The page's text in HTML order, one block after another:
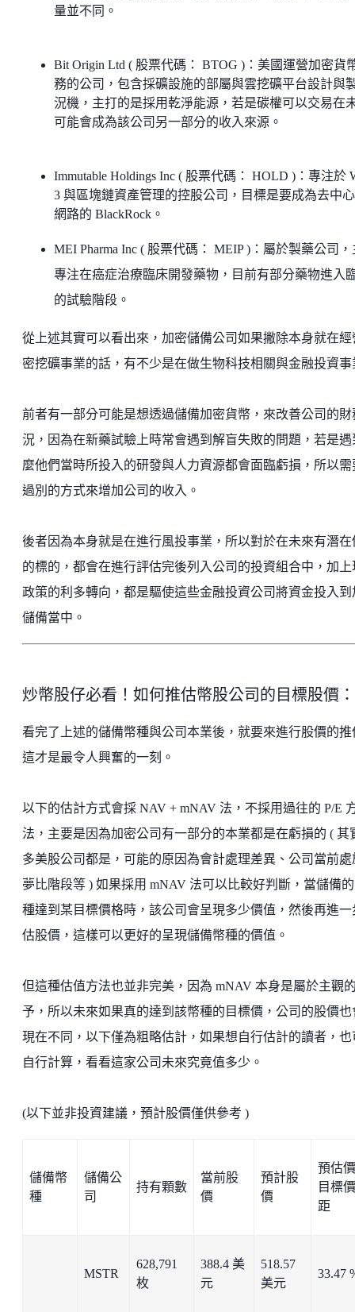
量並不同。
Bit Origin Ltd ( 股票代碼： BTOG )：美國運營加密貨
務的公司，包含採礦設施的部屬與雲挖礦平台設計與
況機，主打的是採用乾淨能源，若是碳權可以交易在
可能會成為該公司另一部分的收入來源。
Immutable Holdings Inc ( 股票代碼： HOLD )：專注於
3 與區塊鏈資產管理的控股公司，目標是要成為去中
網路的 BlackRock。
MEI Pharma Inc ( 股票代碼： MEIP )：屬於製藥公司
專注在癌症治療臨床開發藥物，目前有部分藥物進入
的試驗階段。
從上述其實可以看出來，加密儲備公司如果撇除本身就在經
密挖礦事業的話，有不少是在做生物科技相關與金融投資事
前者有一部分可能是想透過儲備加密貨幣，來改善公司的財
況，因為在新藥試驗上時常會遇到解盲失敗的問題，若是遇
麼他們當時所投入的研發與人力資源都會面臨虧損，所以需
過別的方式來增加公司的收入。
後者因為本身就是在進行風投事業，所以對於在未來有潛在
的標的，都會在進行評估完後列入公司的投資組合中，加上
政策的利多轉向，都是驅使這些金融投資公司將資金投入到
儲備當中。
炒幣股仔必看！如何推估幣股公司的目標股價：
看完了上述的儲備幣種與公司本業後，就要來進行股價的推
這才是最令人興奮的一刻。
以下的估計方式會採 NAV + mNAV 法，不採用過往的 P/E
法，主要是因為加密公司有一部分的本業都是在虧損的 ( 其
多美股公司都是，可能的原因為會計處理差異、公司當前處
夢比階段等 ) 如果採用 mNAV 法可以比較好判斷，當儲備
種達到某目標價格時，該公司會呈現多少價值，然後再進一
估股價，這樣可以更好的呈現儲備幣種的價值。
但這種估值方法也並非完美，因為 mNAV 本身是屬於主觀
予，所以未來如果真的達到該幣種的目標價，公司的股價也
現在不同，以下僅為粗略估計，如果想自行估計的讀者，也
自行計算，看看這家公司未來究竟值多少。
(以下並非投資建議，預計股價僅供參考 )
儲備幣
種
儲備公
司
持有顆數
當前股
價
預計股
價
預估
目標
距
MSTR
628,791
枚
388.4 美
元
518.57
美元
33.47